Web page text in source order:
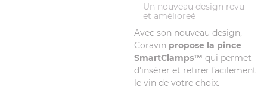
Un nouveau design revu
et amélioreé
Avec son nouveau design,
Coravin propose la pince
SmartClamps™ qui permet
d'insérer et retirer facilement
le vin de votre choix.